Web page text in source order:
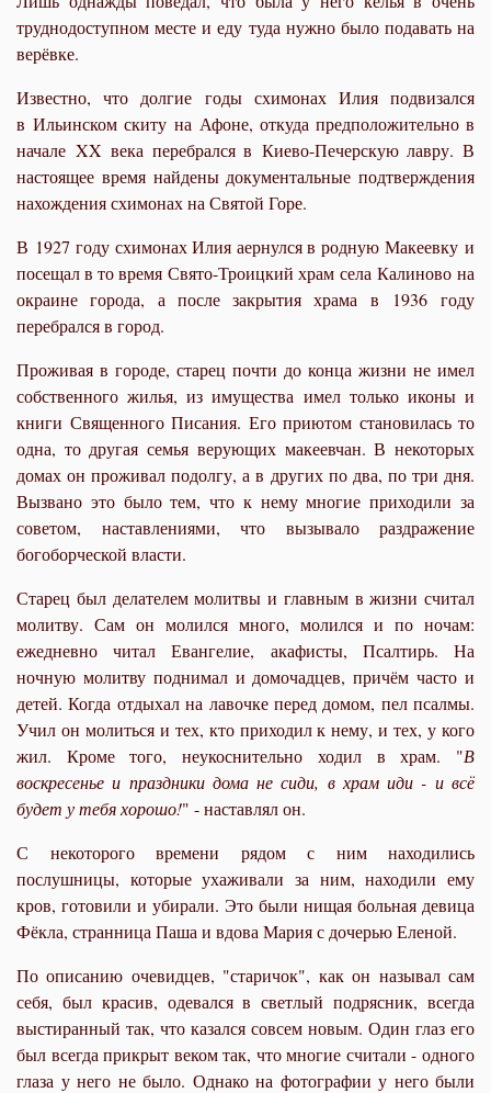
труднодоступном месте и еду туда нужно было подавать на
верёвке.
Известно, что долгие годы схимонах Илия подвизался
в Ильинском скиту на Афоне, откуда предположительно в
начале XX века перебрался в Киево-Печерскую лавру. В
настоящее время найдены документальные подтверждения
нахождения схимонах на Святой Горе.
В 1927 году схимонах Илия аернулся в родную Макеевку и
посещал в то время Свято-Троицкий храм села Калиново на
окраине города, а после закрытия храма в 1936 году
перебрался в город.
Проживая в городе, старец почти до конца жизни не имел
собственного жилья, из имущества имел только иконы и
книги Священного Писания. Его приютом становилась то
одна, то другая семья верующих макеевчан. В некоторых
домах он проживал подолгу, а в других по два, по три дня.
Вызвано это было тем, что к нему многие приходили за
советом, наставлениями, что вызывало раздражение
богоборческой власти.
Старец был делателем молитвы и главным в жизни считал
молитву. Сам он молился много, молился и по ночам:
ежедневно читал Евангелие, акафисты, Псалтирь. На
ночную молитву поднимал и домочадцев, причём часто и
детей. Когда отдыхал на лавочке перед домом, пел псалмы.
Учил он молиться и тех, кто приходил к нему, и тех, у кого
жил. Кроме того, неукоснительно ходил в храм. "В
воскресенье и праздники дома не сиди, в храм иди - и всё
будет у тебя хорошо!" - наставлял он.
С некоторого времени рядом с ним находились
послушницы, которые ухаживали за ним, находили ему
кров, готовили и убирали. Это были нищая больная девица
Фёкла, странница Паша и вдова Мария с дочерью Еленой.
По описанию очевидцев, "старичок", как он называл сам
себя, был красив, одевался в светлый подрясник, всегда
выстиранный так, что казался совсем новым. Один глаз его
был всегда прикрыт веком так, что многие считали - одного
глаза у него не было. Однако на фотографии у него были